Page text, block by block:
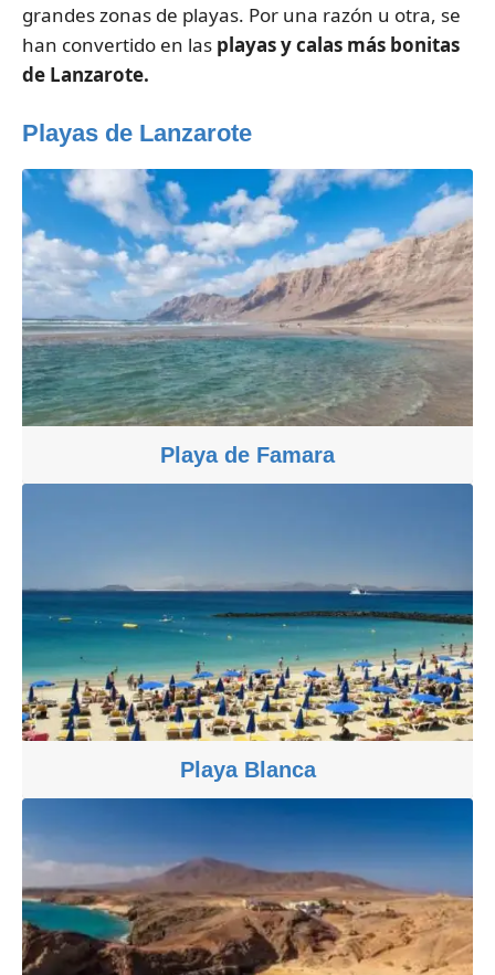
grandes zonas de playas. Por una razón u otra, se
han convertido en las playas y calas más bonitas
de Lanzarote.
Playas de Lanzarote
Playa de Famara
Playa Blanca